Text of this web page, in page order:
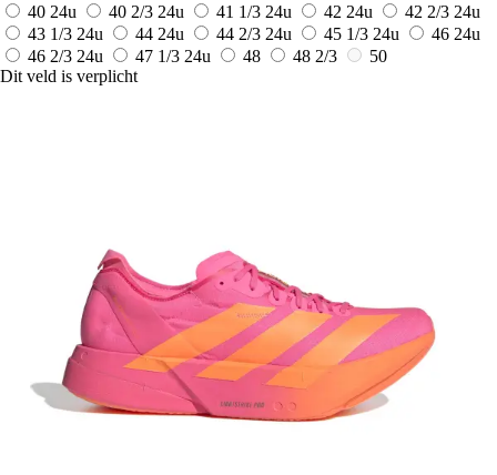
40 24u 40 2/3 24u 41 1/3 24u 42 24u 42 2/3 24u
43 1/3 24u 44 24u 44 2/3 24u 45 1/3 24u 46 24u
46 2/3 24u 47 1/3 24u 48 48 2/3
50
Dit veld is verplicht